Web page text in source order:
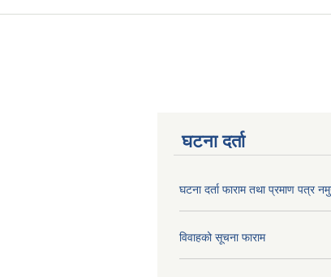
घटना दर्ता
घटना दर्ता फाराम तथा प्रमाण पत्र
विवाहको सूचना फाराम